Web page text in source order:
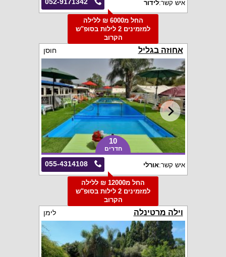
איש קשר:לידור
החל מ6000 ₪ ללילה
למזמינים 2 לילות בסופ"ש
הקרוב
אחוזה בגליל חוסן
10
חדרים
055-4314108 איש קשר:אורלי
החל מ12000 ₪ ללילה
למזמינים 2 לילות בסופ"ש
הקרוב
וילה מרטינלה לימן